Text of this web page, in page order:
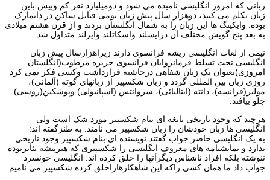
زبانی که امروز انگلیسی نامیده می شود و دومیلیارد نفر کم وبیش باین
زبان تکلم می کنند، دوهزار سال پیش زبان بومی قبایل ساکن در دانمارک
بوده. وایکینگ ها این زبان را به شمال انگلستان بردند و از قرن هشتم میلادی
به بعد پنج گویش مختلف آن درایسلند واسکاتلند وایرلند متداول شد.
نیمی از لغات انگلیسی ریشه فرانسوی دارند زیراهزارسال پیش زبان
انگلیسی تحت تسلط فرمانروایان فرانسوی جزیره مرطوب(انگلستان
امروزی)بعنوان یک زبان شفاهی درحاشیه قرارداشت وکسی فکر نمی کرد
روزی زبان بین المللی گردد و زبان شکسپیر از زبانهای گوته (آلمانی)،
مولیر(فرانسه)، دانته (ایتالیائی)، سروانتس (اسپانیولی) وپوشکین(روسی)
جلو بیافتد.
هرچند که وجود تاریخی نابغه ای بنام شکسپیر مورد شک است ولی
انگلیسی ها زبان خودشان را زبان شکسپیر می نامند. به طنزگفته اند:
به یک انگلیسی حاضر جواب گفتند نویسنده ای بنام شکسپیر وجود تاریخی
ندارد و نمایشنامه های معروف انگلیسی را شکسپیری که هنرپیشه تئاتربوده
ننوشته بلکه افراد ناشناس دیگرآنها را خلق کرده اند. انگلیسی خونسرد
جواب داد ما همان کسی راکه این شاهکارهاراخلق کرده شکسپیر می نامیم.